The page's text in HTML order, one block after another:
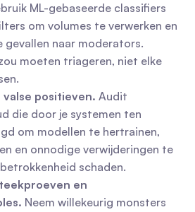
ML-gebaseerde classifiers
om volumes te verwerken en
gevallen naar moderators.
moeten triageren, niet elke
valse positieven. Audit
die door je systemen ten
om modellen te hertrainen,
en onnodige verwijderingen te
schaden.
en
Neem willekeurig monsters